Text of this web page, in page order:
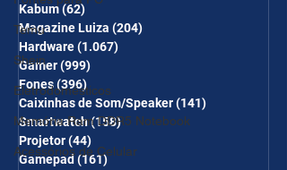
Temu
Shein
Eletrodomésticos
Memória Ram DDR5 Notebook
Acessórios de Celular
Kabum(62)
Magazine Luiza (204)
Hardware(1.067)
Gamer(999)
Fones(396)396 posts
Caixinhas de Som/Speaker(141)
Smartwatch(158)158 posts
Projetor(44)
Gamepad(161)161 posts